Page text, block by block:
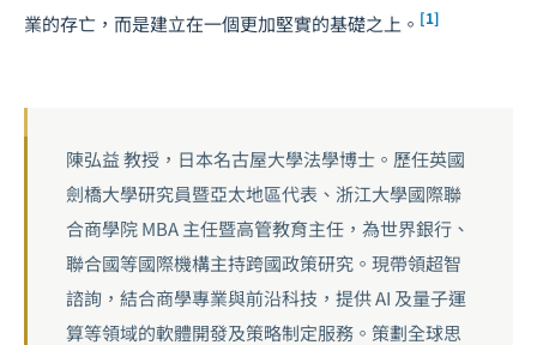
業的存亡，而是建立在一個更加堅實的基礎之上。 [1]
陳弘益 教授，日本名古屋大學法學博士。歷任英國
劍橋大學研究員暨亞太地區代表、浙江大學國際聯
合商學院 MBA 主任暨高管教育主任，為世界銀行、
聯合國等國際機構主持跨國政策研究。現帶領超智
諮詢，結合商學專業與前沿科技，提供 AI 及量子運
算等領域的軟體開發及策略制定服務。策劃全球思